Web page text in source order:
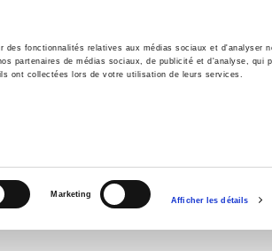
fonctionnalités relatives aux médias sociaux et d'analyser
partenaires de médias sociaux, de publicité et d'analyse, qui
ont collectées lors de votre utilisation de leurs services.
Marketing
Afficher les détails
Histoire International